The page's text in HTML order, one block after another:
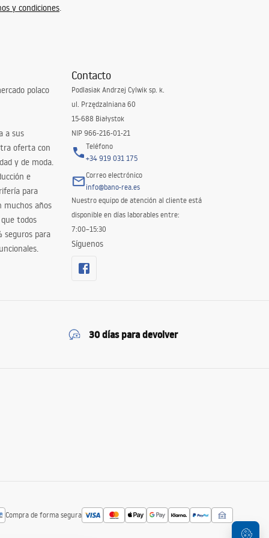
y condiciones.
polaco
a sus
oferta con
y de moda.
e
para
muchos años
todos
seguros para
Contacto
Podlasiak Andrzej Cylwik sp. k.
ul. Przędzalniana 60
15-688 Białystok
NIP 966-216-01-21
Teléfono
+34 919 031 175
Correo electrónico
info@bano-rea.es
Nuestro equipo de atención al cliente está
disponible en días laborables entre:
7:00–15:30
Síguenos
30 días para devolver
Compra de forma segura